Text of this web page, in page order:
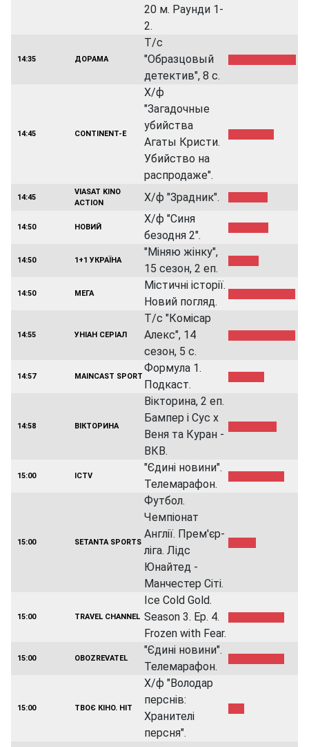
20 м. Раунди 1-
2.
14:35 ДОРАМА
Т/с
"Образцовый
детектив", 8 с.
14:45 CONTINENT-E
Х/ф
"Загадочные
убийства
Агаты Кристи.
Убийство на
распродаже".
14:45
VIASAT KINO
ACTION
Х/ф "Зрадник".
14:50 НОВИЙ
Х/ф "Синя
безодня 2".
14:50 1+1 УКРАЇНА
"Міняю жінку",
15 сезон, 2 еп.
14:50 МЕГА
Містичні історії.
Новий погляд.
14:55 УНIАН СЕРІАЛ
Т/с "Комісар
Алекс", 14
сезон, 5 с.
14:57 MAINCAST SPORT
Формула 1.
Подкаст.
14:58 ВІКТОРИНА
Вікторина, 2 еп.
Бампер і Сус x
Веня та Куран -
ВКВ.
15:00 ICTV
"Єдині новини".
Телемарафон.
15:00 SETANTA SPORTS
Футбол.
Чемпіонат
Англії. Прем'єр-
ліга. Лідс
Юнайтед -
Манчестер Сіті.
15:00 TRAVEL CHANNEL
Ice Cold Gold.
Season 3. Ep. 4.
Frozen with Fear.
15:00 OBOZREVATEL
"Єдині новини".
Телемарафон.
15:00 ТВОЄ КІНО. HIT
Х/ф "Володар
перснів:
Хранителі
персня".